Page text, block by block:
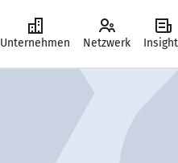
Unternehmen Netzwerk